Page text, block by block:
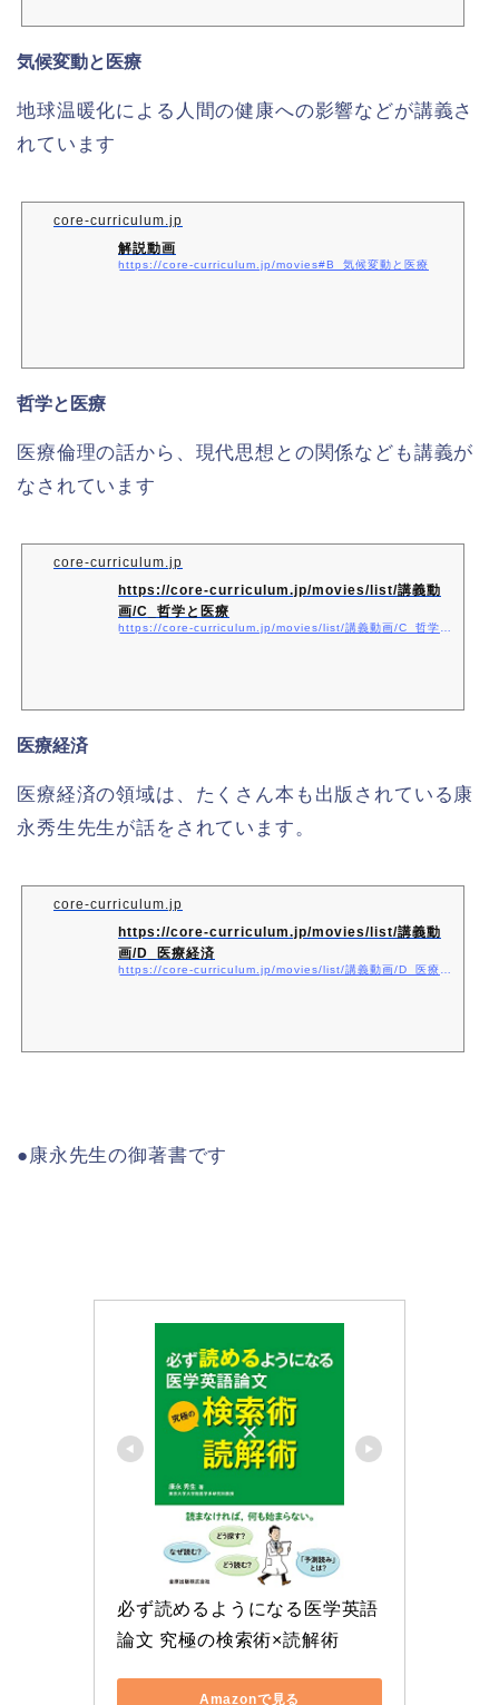
気候変動と医療
地球温暖化による人間の健康への影響などが講義さ
れています
core-curriculum.jp
解説動画
https://core-curriculum.jp/movies#B_気候変動と医療
哲学と医療
医療倫理の話から、現代思想との関係なども講義が
なされています
core-curriculum.jp
https://core-curriculum.jp/movies/list/講義動
画/C_哲学と医療
医療経済
医療経済の領域は、たくさん本も出版されている康
永秀生先生が話をされています。
core-curriculum.jp
https://core-curriculum.jp/movies/list/講義動
画/D_医療経済
●康永先生の御著書です
必ず読めるようになる医学英語
論文 究極の検索術×読解術
Amazonで見る